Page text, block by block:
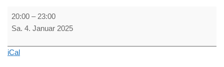
Fun
Darter
Altstadt
20:00 – 23:00
Sa. 4. Januar 2025
iCal